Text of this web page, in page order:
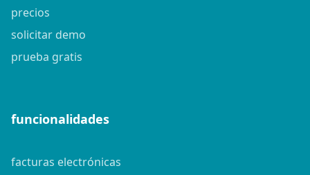
precios
solicitar demo
prueba gratis
funcionalidades
facturas electrónicas